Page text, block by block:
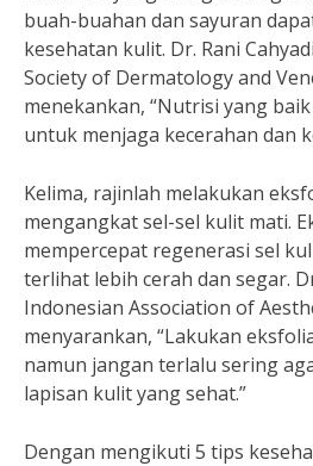
buah-buahan dan sayuran
kesehatan kulit. Dr. Rani
Society of Dermatology and
menekankan, “Nutrisi yang
untuk menjaga kecerahan dan
Kelima, rajinlah melakukan
mengangkat sel-sel kulit mati.
mempercepat regenerasi sel
terlihat lebih cerah dan segar.
Indonesian Association of
menyarankan, “Lakukan
namun jangan terlalu sering
lapisan kulit yang sehat.”
Dengan mengikuti 5 tips